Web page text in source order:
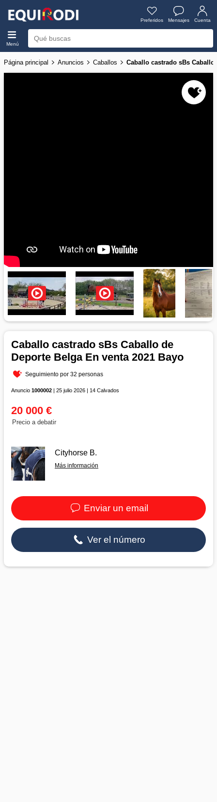
Preferidos Mensajes Cuenta
Menú
Página principal Anuncios Caballos Caballo castrado sBs Caballo
Caballo castrado sBs Caballo de
Deporte Belga En venta 2021 Bayo
Seguimiento por 32 personas
Anuncio 1000002 | 25 julio 2026 | 14 Calvados
20 000 €
Precio a debatir
Cityhorse B.
Más información
Enviar un email
Ver el número